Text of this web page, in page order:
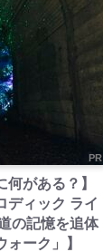
PR
何がある？】
ディック ライ
の記憶を追体
ーク」】